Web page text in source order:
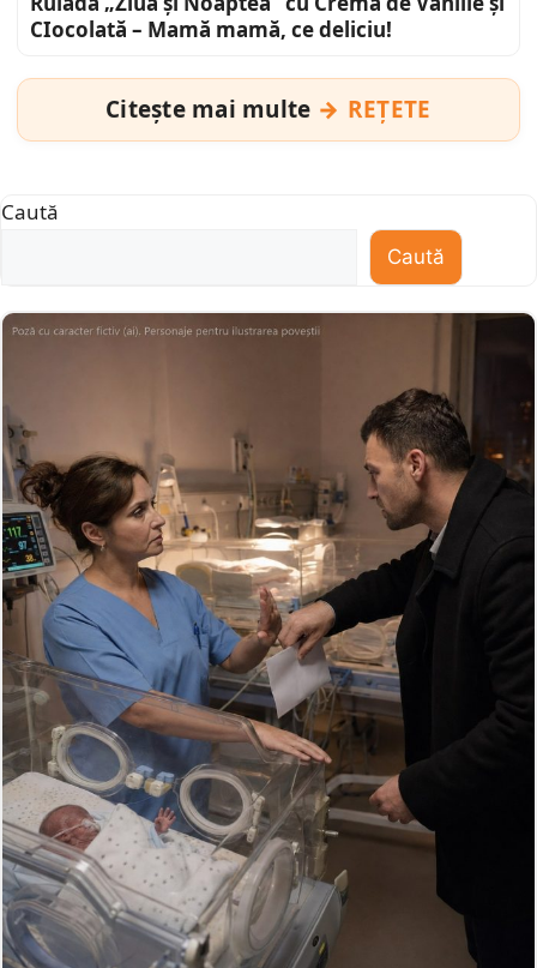
CIocolată – Mamă mamă, ce deliciu!
Citește mai multe REȚETE
Caută
Caută